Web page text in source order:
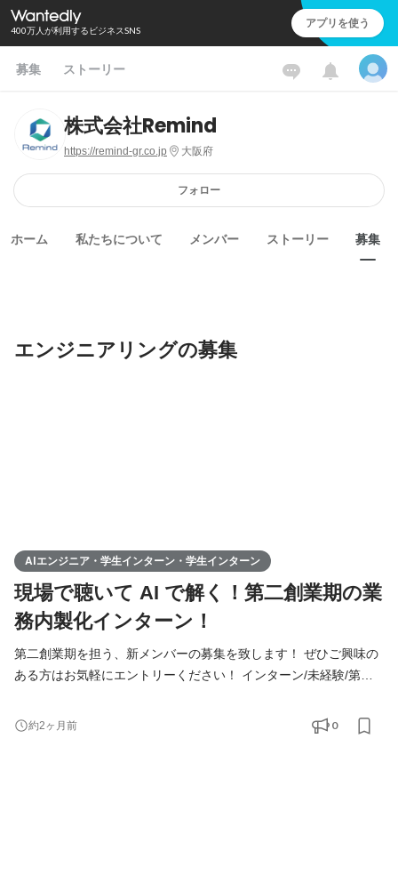
400万人が利用するビジネスSNS アプリを使う
募集 ストーリー
株式会社Remind
https://remind-gr.co.jp 大阪府
フォロー
ホーム 私たちについて メンバー ストーリー 募集
エンジニアリングの募集
AIエンジニア・学生インターン・学生インターン
現場で聴いて AI で解く！第二創業期の業
務内製化インターン！
第二創業期を担う、新メンバーの募集を致します！ ぜひご興味の
ある方はお気軽にエントリーください！ インターン/未経験/第二
https://youtu.be/toEAvZnFaho?si=wqt3GJy5nk34K8iy ◆Tiktokで社
約2ヶ月前 0